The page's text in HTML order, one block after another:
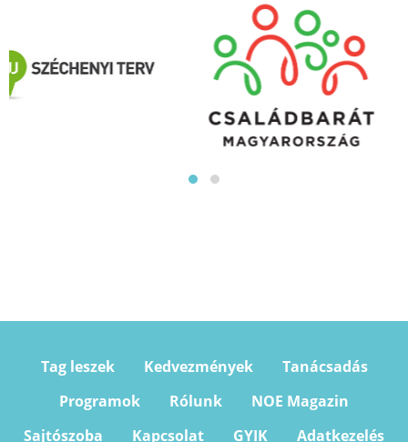
Tag leszek Kedvezmények
Tanácsadás
Programok
Rólunk
NOE Magazin
Sajtószoba
Kapcsolat GYIK Adatkezelés